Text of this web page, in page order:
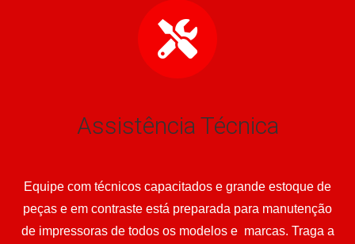
Assistência Técnica
Equipe com técnicos capacitados e grande estoque de
peças e em contraste está preparada para manutenção
de impressoras de todos os modelos e marcas. Traga a